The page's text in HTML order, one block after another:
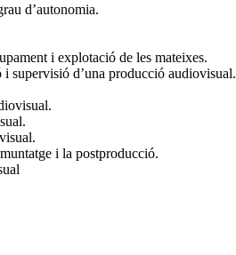
d’autonomia.
i explotació de les mateixes.
supervisió d’una producció audiovisual.
i la postproducció.